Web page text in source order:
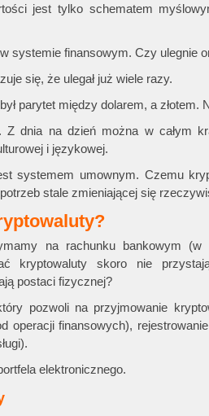
jest tylko schematem
systemie finansowym. Czy ulegnie
się, że ulegał już wiele razy.
parytet między dolarem, a złotem.
Z dnia na dzień można w całym
i językowej.
systemem umownym. Czemu
stale zmieniającej się
na rachunku bankowym
kryptowaluty skoro nie
postaci fizycznej?
pozwoli na przyjmowanie
operacji finansowych),
elektronicznego.